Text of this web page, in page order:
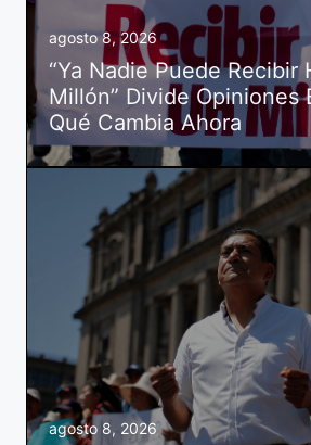
agosto 8, 2026
“Ya Nadie Puede Recibir
Millón” Divide Opiniones
Qué Cambia Ahora
agosto 8, 2026